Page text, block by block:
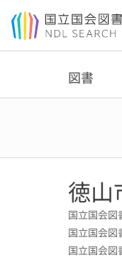
本文へ移動
図書
徳山
国立国会図
国立国会図
国立国会図